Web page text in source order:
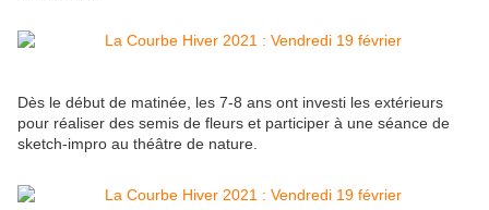
Dès le début de matinée, les 7-8 ans ont investi les extérieurs
pour réaliser des semis de fleurs et participer à une séance de
sketch-impro au théâtre de nature.